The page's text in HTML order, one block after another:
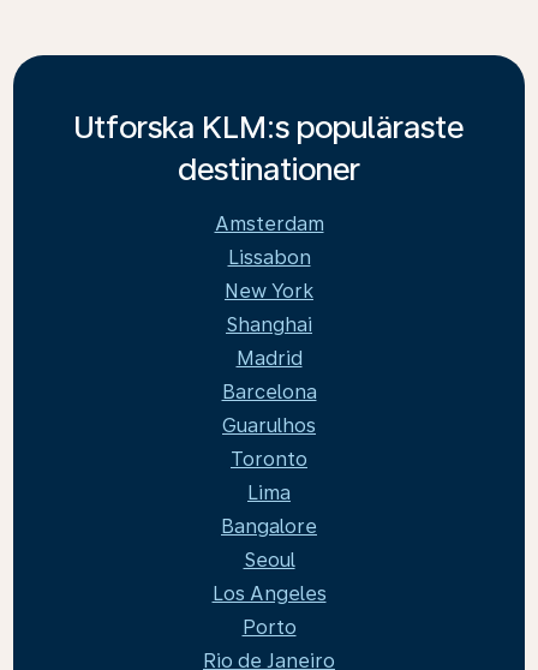
Utforska KLM:s populäraste
destinationer
Amsterdam
Lissabon
New York
Shanghai
Madrid
Barcelona
Guarulhos
Toronto
Lima
Bangalore
Seoul
Los Angeles
Porto
Rio de Janeiro